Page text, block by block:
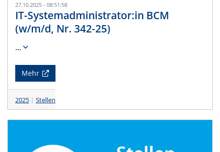
27.10.2025 - 08:51:58
IT-Systemadministrator:in BCM
(w/m/d, Nr. 342-25)
...
Mehr
2025 Stellen